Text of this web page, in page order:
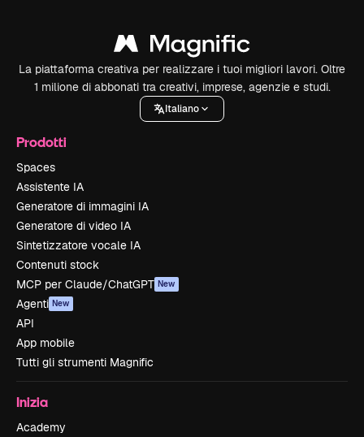
La piattaforma creativa per realizzare i tuoi migliori lavori. Oltre
1 milione di abbonati tra creativi, imprese, agenzie e studi.
Italiano
Prodotti
Spaces
Assistente IA
Generatore di immagini IA
Generatore di video IA
Sintetizzatore vocale IA
Contenuti stock
MCP per Claude/ChatGPT New
Agenti New
API
App mobile
Tutti gli strumenti Magnific
Inizia
Academy